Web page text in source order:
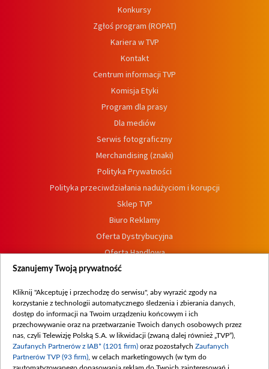
Konkursy
Zgłoś program (ROPAT)
Kariera w TVP
Kontakt
Centrum informacji TVP
Komisja Etyki
Program dla prasy
Dla mediów
Serwis fotograficzny
Merchandising (znaki)
Polityka Prywatności
Polityka przeciwdziałania nadużyciom i korupcji
Sklep TVP
Biuro Reklamy
Oferta Dystrybucyjna
Oferta Handlowa
Dostępność
Procedura zgłoszeń wewnętrznych
Szanujemy Twoją prywatność
Kliknij "Akceptuję i przechodzę do serwisu", aby wyrazić zgody na
korzystanie z technologii automatycznego śledzenia i zbierania danych,
dostęp do informacji na Twoim urządzeniu końcowym i ich
przechowywanie oraz na przetwarzanie Twoich danych osobowych przez
nas, czyli Telewizję Polską S.A. w likwidacji (zwaną dalej również „TVP”),
Zaufanych Partnerów z IAB* (1201 firm) oraz pozostałych Zaufanych
Partnerów TVP (93 firm) , w celach marketingowych (w tym do